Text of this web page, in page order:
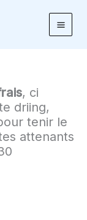
, ci
driing,
tenir le
attenants